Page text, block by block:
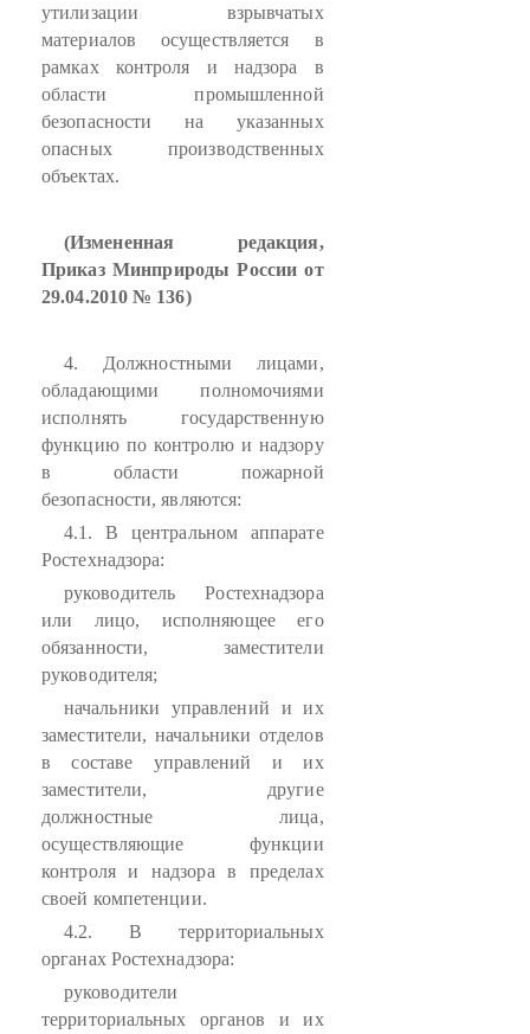
утилизации взрывчатых
материалов осуществляется в
рамках контроля и надзора в
области промышленной
безопасности на указанных
опасных производственных
объектах.
(Измененная редакция,
Приказ Минприроды России от
29.04.2010 № 136)
4. Должностными лицами,
обладающими полномочиями
исполнять государственную
функцию по контролю и надзору
в области пожарной
безопасности, являются:
4.1. В центральном аппарате
Ростехнадзора:
руководитель Ростехнадзора
или лицо, исполняющее его
обязанности, заместители
руководителя;
начальники управлений и их
заместители, начальники отделов
в составе управлений и их
заместители, другие
должностные лица,
осуществляющие функции
контроля и надзора в пределах
своей компетенции.
4.2. В территориальных
органах Ростехнадзора:
руководители
территориальных органов и их